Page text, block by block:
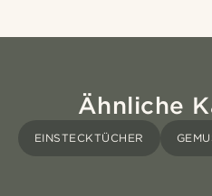
Ähnliche
EINSTECKTÜCHER